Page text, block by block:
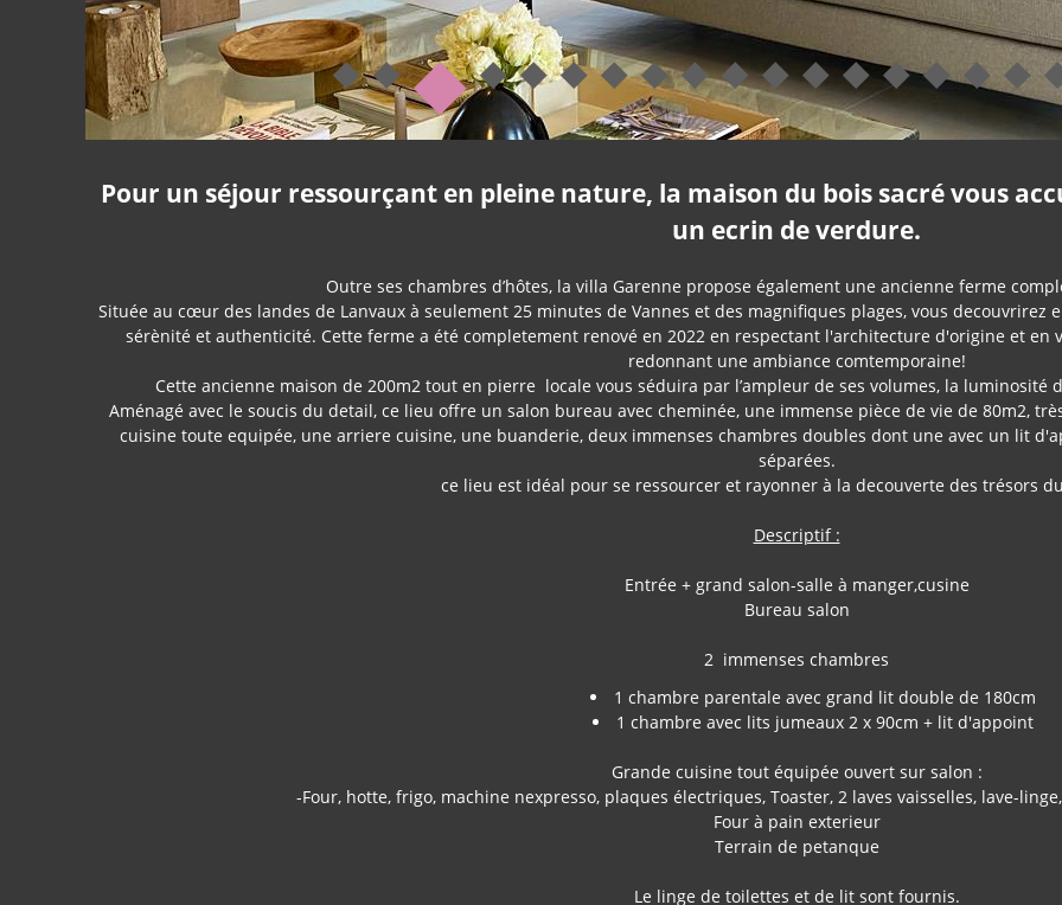
Pour un séjour ressourçant en pleine nature, la maison du bois sacré vous
un ecrin de verdure.
Outre ses chambres d’hôtes, la villa Garenne propose également une ancienne ferme
Située au cœur des landes de Lanvaux à seulement 25 minutes de Vannes et des magnifiques plages, vous
sérènité et authenticité. Cette ferme a été completement renové en 2022 en respectant l'architecture d'origine et
redonnant une ambiance comtemporaine!
Cette ancienne maison de 200m2 tout en pierre locale vous séduira par l’ampleur de ses volumes, la luminosité
Aménagé avec le soucis du detail, ce lieu offre un salon bureau avec cheminée, une immense pièce de vie de 80m2,
cuisine toute equipée, une arriere cuisine, une buanderie, deux immenses chambres doubles dont une avec un lit
séparées.
ce lieu est idéal pour se ressourcer et rayonner à la decouverte des trésors
Descriptif :
Entrée + grand salon-salle à manger,cusine
Bureau salon
2 immenses chambres
1 chambre parentale avec grand lit double de 180cm
1 chambre avec lits jumeaux 2 x 90cm + lit d'appoint
Grande cuisine tout équipée ouvert sur salon :
-Four, hotte, frigo, machine nexpresso, plaques électriques, Toaster, 2 laves vaisselles, lave-
Four à pain exterieur
Terrain de petanque
Le linge de toilettes et de lit sont fournis.